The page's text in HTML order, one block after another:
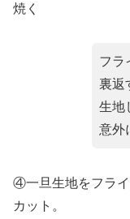
焼く
フラ
裏返
生地
意外
④一旦生地をフラ
カット。